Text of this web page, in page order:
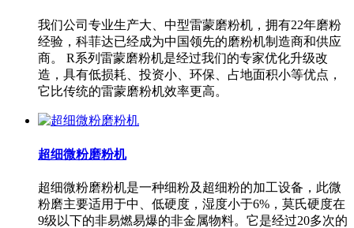
我们公司专业生产大、中型雷蒙磨粉机，拥有22年磨粉
经验，科菲达已经成为中国领先的磨粉机制造商和供应
商。 R系列雷蒙磨粉机是经过我们的专家优化升级改
造，具有低损耗、投资小、环保、占地面积小等优点，
它比传统的雷蒙磨粉机效率更高。
超细微粉磨粉机
超细微粉磨粉机是一种细粉及超细粉的加工设备，此微
粉磨主要适用于中、低硬度，湿度小于6%，莫氏硬度在
9级以下的非易燃易爆的非金属物料。它是经过20多次的